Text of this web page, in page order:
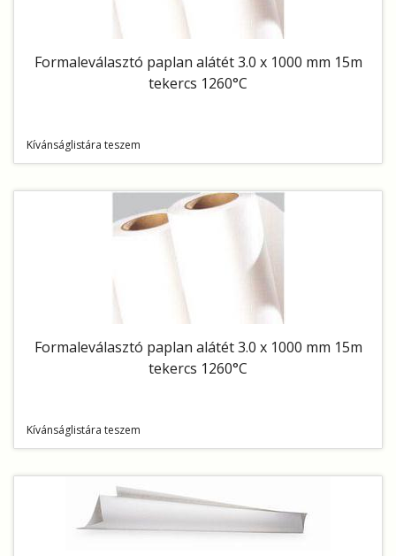
Formaleválasztó paplan alátét 3.0 x 1000 mm 15m
tekercs 1260°C
Kívánságlistára teszem
Formaleválasztó paplan alátét 3.0 x 1000 mm 15m
tekercs 1260°C
Kívánságlistára teszem